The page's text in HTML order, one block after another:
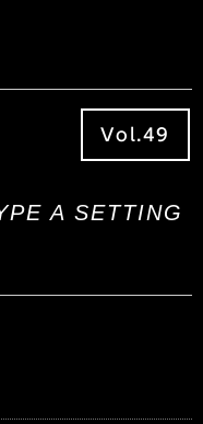
Vol.49
A SETTING